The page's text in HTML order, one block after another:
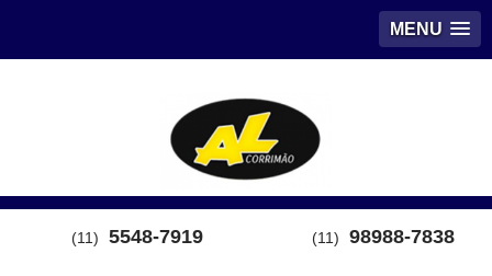
MENU
(11) 5548-7919 (11) 98988-7838